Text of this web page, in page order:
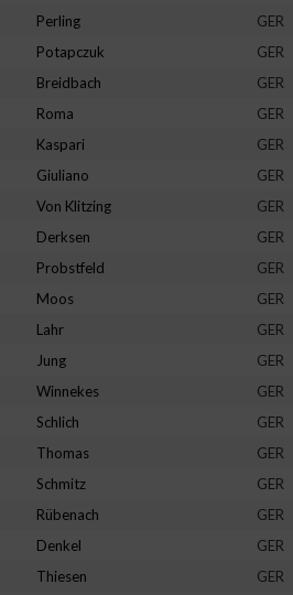
Perling GER
Potapczuk GER
Breidbach GER
Roma GER
Kaspari GER
Giuliano GER
Von Klitzing GER
Derksen GER
Probstfeld GER
Moos GER
Lahr GER
Jung GER
Winnekes GER
Schlich GER
Thomas GER
Schmitz GER
Rübenach GER
Denkel GER
Thiesen GER